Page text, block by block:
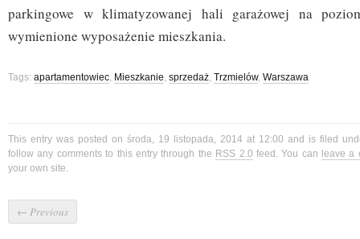
parkingowe w klimatyzowanej hali garażowej na
wymienione wyposażenie mieszkania.
Tags: apartamentowiec, Mieszkanie, sprzedaż, Trzmielów, Warszawa
This entry was posted on środa, 19 listopada, 2014 at 12:00 and is filed
follow any comments to this entry through the RSS 2.0 feed. You can leave a
your own site.
← Previous